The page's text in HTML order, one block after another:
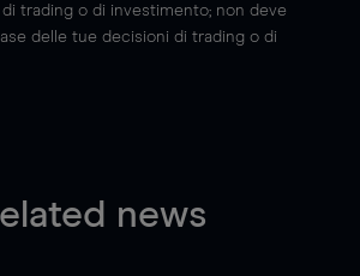
trading o di investimento; non deve
delle tue decisioni di trading o di
news